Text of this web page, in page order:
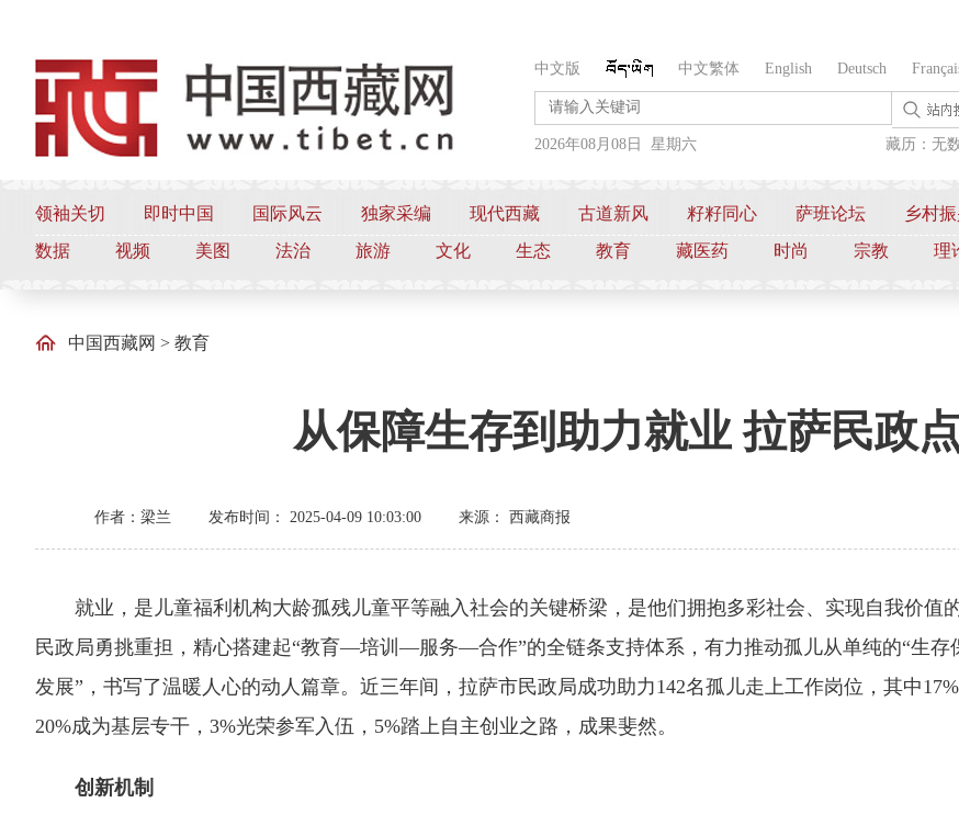
中文版 中文繁体 English Deutsch
2026年08月08日 星期六 藏历：无
领袖关切 即时中国 国际风云 独家采编 现代西藏 古道新风 籽籽同心 萨班论坛 乡村
数据
视频 美图 法治 旅游 文化 生态 教育 藏医药 时尚 宗教 理
中国西藏网 > 教育
从保障生存到助力就业 拉萨民政
作者：梁兰 发布时间： 2025-04-09 10:03:00 来源： 西藏商报
就业，是儿童福利机构大龄孤残儿童平等融入社会的关键桥梁，是他们拥抱多彩社会、实现自我价值
民政局勇挑重担，精心搭建起“教育—培训—服务—合作”的全链条支持体系，有力推动孤儿从单纯的“生存
发展”，书写了温暖人心的动人篇章。近三年间，拉萨市民政局成功助力142名孤儿走上工作岗位，其中
20%成为基层专干，3%光荣参军入伍，5%踏上自主创业之路，成果斐然。
创新机制